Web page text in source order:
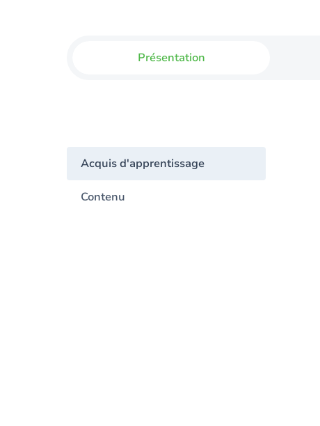
Présentation
Acquis d'apprentissage
Contenu